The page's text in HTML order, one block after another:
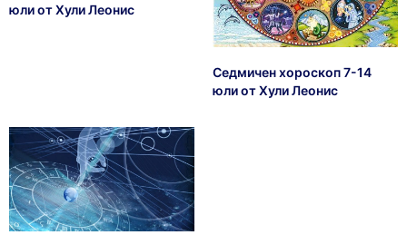
юли от Хули Леонис
Седмичен хороскоп 7-14
юли от Хули Леонис